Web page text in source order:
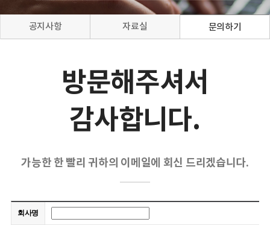
공지사항 자료실 문의하기
방문해주셔서
감사합니다.
가능한 한 빨리 귀하의 이메일에 회신 드리겠습니다.
회사명